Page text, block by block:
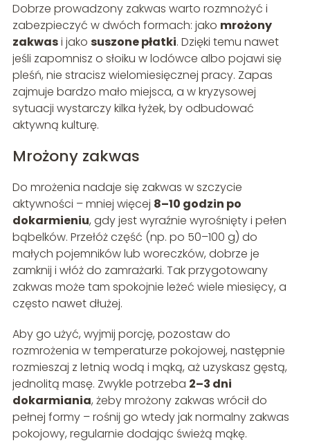
Dobrze prowadzony zakwas warto rozmnożyć i
zabezpieczyć w dwóch formach: jako mrożony
zakwasi jako suszone płatki. Dzięki temu nawet
jeśli zapomnisz o słoiku w lodówce albo pojawi się
pleśń, nie stracisz wielomiesięcznej pracy. Zapas
zajmuje bardzo mało miejsca, a w kryzysowej
sytuacji wystarczy kilka łyżek, by odbudować
aktywną kulturę.
Mrożony zakwas
Do mrożenia nadaje się zakwas w szczycie
aktywności – mniej więcej 8–10 godzin po
dokarmieniu, gdy jest wyraźnie wyrośnięty i pełen
bąbelków. Przełóż część (np. po 50–100 g) do
małych pojemników lub woreczków, dobrze je
zamknij i włóż do zamrażarki. Tak przygotowany
zakwas może tam spokojnie leżeć wiele miesięcy, a
często nawet dłużej.
Aby go użyć, wyjmij porcję, pozostaw do
rozmrożenia w temperaturze pokojowej, następnie
rozmieszaj z letnią wodą i mąką, aż uzyskasz gęstą,
jednolitą masę. Zwykle potrzeba 2–3 dni
dokarmiania, żeby mrożony zakwas wrócił do
pełnej formy – rośnij go wtedy jak normalny zakwas
pokojowy, regularnie dodając świeżą mąkę.